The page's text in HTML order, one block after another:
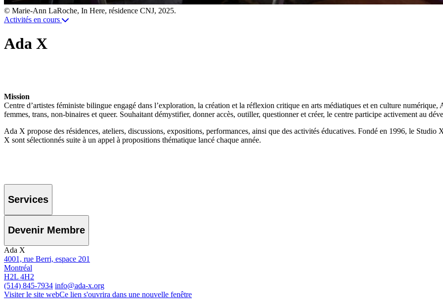
© Marie-Ann LaRoche, In Here, résidence CNJ, 2025.
Activités en cours
Ada X
Mission
Centre d’artistes féministe bilingue engagé dans l’exploration, la création et la réflexion critique en arts médiatiques et en culture
femmes, trans, non-binaires et queer. Souhaitant démystifier, donner accès, outiller, questionner et créer, le centre participe activement au
Ada X propose des résidences, ateliers, discussions, expositions, performances, ainsi que des activités éducatives. Fondé en 1996, le
X sont sélectionnés suite à un appel à propositions thématique lancé chaque année.
Services
Devenir Membre
Ada X
4001, rue Berri, espace 201
Montréal
H2L 4H2
(514) 845-7934 info@ada-x.org
Visiter le site webCe lien s'ouvrira dans une nouvelle fenêtre